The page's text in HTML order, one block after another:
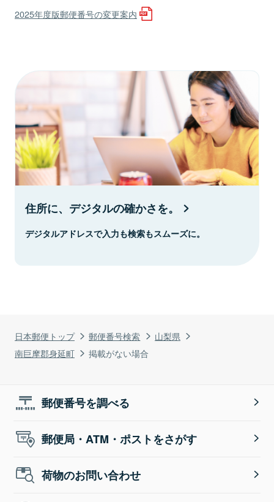
日本郵便トップ 郵便番号検索
山梨県
南巨摩郡身延町
掲載がない場合
2025年度版郵便番号の変更案内
住所に、デジタルの確かさを。
デジタルアドレスで入力も検索もスムーズに。
郵便番号を調べる
郵便局・ATM・ポストをさがす
荷物のお問い合わせ